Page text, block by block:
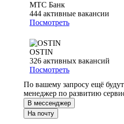
МТС Банк
444 активные вакансии
Посмотреть
OSTIN
326 активных вакансий
Посмотреть
По вашему запросу ещё
менеджер по развитию
В мессенджер
На почту